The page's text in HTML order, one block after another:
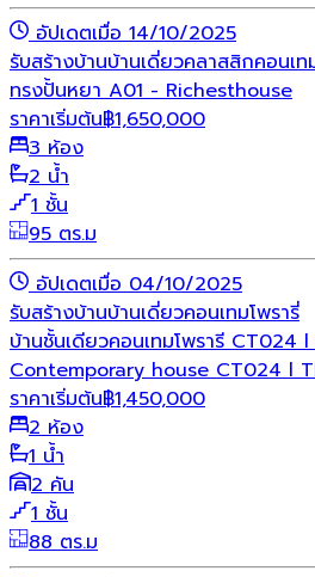
อัปเดตเมื่อ 14/10/2025
รับสร้างบ้านบ้านเดี่ยวคลาสสิกคอนเท
ทรงปั้นหยา A01 - Richesthouse
ราคาเริ่มต้น฿1,650,000
3 ห้อง
2 น้ำ
1 ชั้น
95 ตร.ม
อัปเดตเมื่อ 04/10/2025
รับสร้างบ้านบ้านเดี่ยวคอนเทมโพรารี่
บ้านชั้นเดียวคอนเทมโพรารี CT024
Contemporary house CT024 l
ราคาเริ่มต้น฿1,450,000
2 ห้อง
1 น้ำ
2 คัน
1 ชั้น
88 ตร.ม